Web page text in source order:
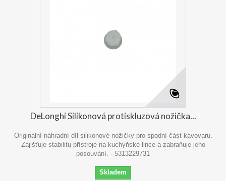
DeLonghi Silikonová protiskluzová nožička...
Originální náhradní díl silikonové nožičky pro spodní část kávovaru.
Zajišťuje stabilitu přístroje na kuchyňské lince a zabraňuje jeho
posouvání. - 5313229731
Skladem